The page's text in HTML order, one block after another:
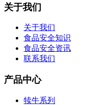
关于我们
关于我们
食品安全知识
食品安全资讯
联系我们
产品中心
犊牛系列